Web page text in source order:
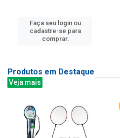
Faça seu login ou
cadastre-se para
comprar.
Produtos em Destaque
Veja mais